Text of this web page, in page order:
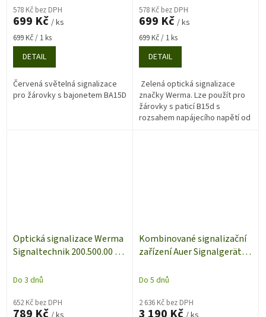
578 Kč bez DPH
699 Kč / ks
Měrná
cena:
699 Kč / 1 ks
DETAIL
Červená světelná signalizace
pro žárovky s bajonetem BA15D
578 Kč bez DPH
699 Kč / ks
Měrná
cena:
699 Kč / 1 ks
DETAIL
Zelená optická signalizace
značky Werma. Lze použít pro
žárovky s paticí B15d s
rozsahem napájecího napětí od
Optická signalizace Werma
Signaltechnik 200.500.00 |
| 12-240 V AC/DC
Do 3 dnů
652 Kč bez DPH
Kombinované signalizační
zařízení Auer Signalgeräte
stálý tón, 88 dB, 230 V/AC
Do 5 dnů
2 636 Kč bez DPH